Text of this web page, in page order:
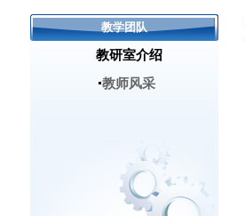
教学团队
教研室介绍
教师风采